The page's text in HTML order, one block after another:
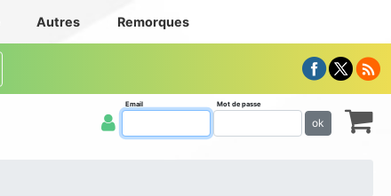
Autres Remorques
Email Mot de passe
ok